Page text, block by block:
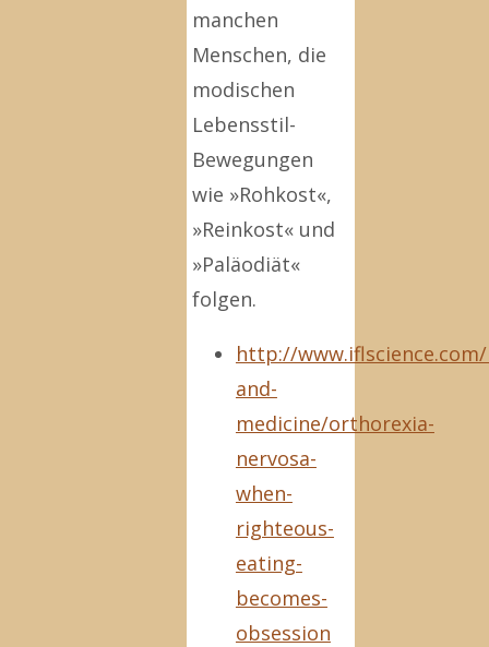
manchen
Menschen, die
modischen
Lebensstil-
Bewegungen
wie »Rohkost«,
»Reinkost« und
»Paläodiät«
folgen.
http://
and-
medicine/orthorexia-
nervosa-
when-
righteous-
eating-
becomes-
obsession